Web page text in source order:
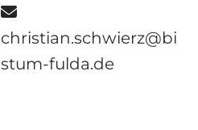

christian.schwierz@bi
stum-fulda.de